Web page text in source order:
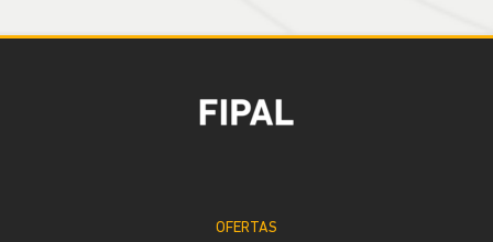
Compass Sport T270 2026